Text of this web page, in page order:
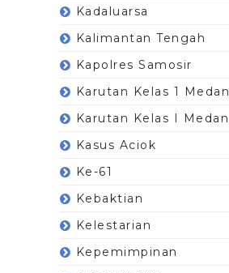
Kadaluarsa
Kalimantan Tengah
Kapolres Samosir
Karutan Kelas 1 Medan
Karutan Kelas I Medan
Kasus Aciok
Ke-61
Kebaktian
Kelestarian
Kepemimpinan